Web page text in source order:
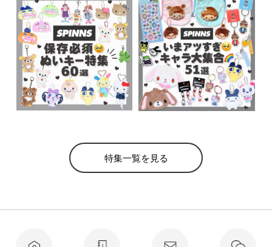
特集一覧を見る